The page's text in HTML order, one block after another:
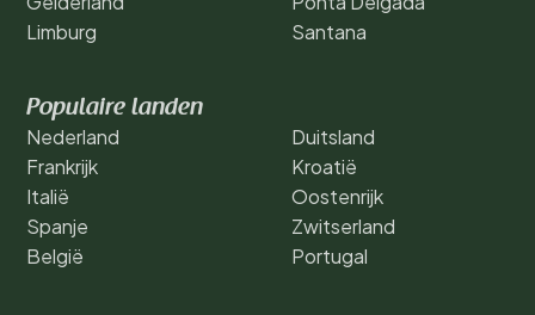
Limburg
Santana
Populaire landen
Nederland
Frankrijk
Italië
Spanje
België
Duitsland
Kroatië
Oostenrijk
Zwitserland
Portugal